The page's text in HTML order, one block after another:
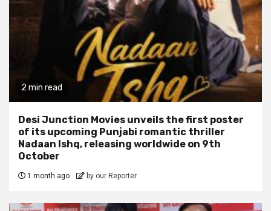
2 min read
Desi Junction Movies unveils the first poster
of its upcoming Punjabi romantic thriller
Nadaan Ishq, releasing worldwide on 9th
October
1 month ago by our Reporter